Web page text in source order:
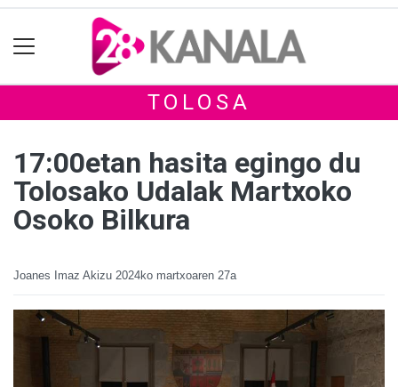
TOLOSA
17:00etan hasita egingo du
Tolosako Udalak Martxoko
Osoko Bilkura
Joanes Imaz Akizu 2024ko martxoaren 27a